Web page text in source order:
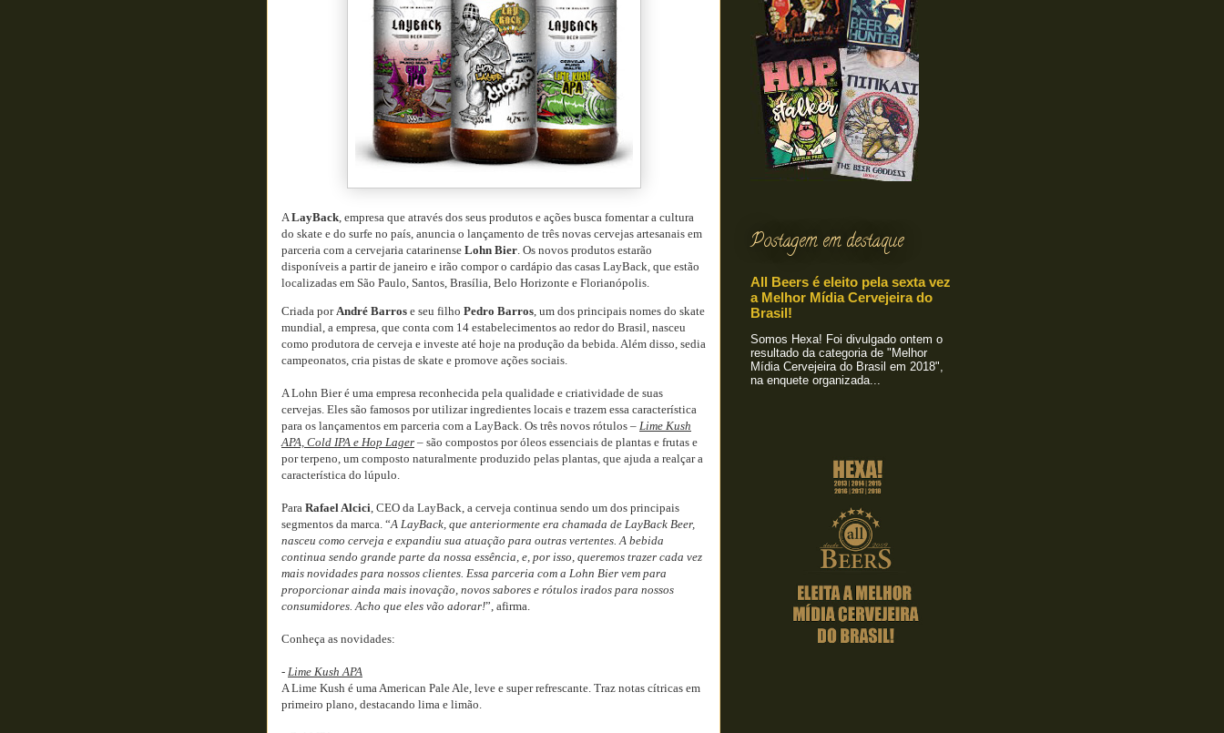
ALayBack, empresa que através dos seus produtos e ações busca fomentar a cultura
do skate e do surfe no país, anuncia o lançamento de três novas cervejas artesanais em
parceria com a cervejaria catarinense Lohn Bier. Os novos produtos estarão
disponíveis a partir de janeiro e irão compor o cardápio das casas LayBack, que estão
localizadas em São Paulo, Santos, Brasília, Belo Horizonte e Florianópolis.
Criada porAndré Barros e seu filho Pedro Barros, um dos principais nomes do skate
mundial, a empresa, que conta com 14 estabelecimentos ao redor do Brasil, nasceu
como produtora de cerveja e investe até hoje na produção da bebida. Além disso, sedia
campeonatos, cria pistas de skate e promove ações sociais.
A Lohn Bier é uma empresa reconhecida pela qualidade e criatividade de suas
cervejas. Eles são famosos por utilizar ingredientes locais e trazem essa característica
para os lançamentos em parceria com a LayBack. Os três novos rótulos – Lime Kush
APA, Cold IPA e Hop Lager – são compostos por óleos essenciais de plantas e frutas e
por terpeno, um composto naturalmente produzido pelas plantas, que ajuda a realçar a
característica do lúpulo.
Para Rafael Alcici, CEO da LayBack, a cerveja continua sendo um dos principais
segmentos da marca. “A LayBack, que anteriormente era chamada de LayBack Beer,
nasceu como cerveja e expandiu sua atuação para outras vertentes. A bebida
continua sendo grande parte da nossa essência, e, por isso, queremos trazer cada vez
mais novidades para nossos clientes. Essa parceria com a Lohn Bier vem para
proporcionar ainda mais inovação, novos sabores e rótulos irados para nossos
consumidores. Acho que eles vão adorar!”, afirma.
Conheça as novidades:
- Lime Kush APA
A Lime Kush é uma American Pale Ale, leve e super refrescante. Traz notas cítricas em
primeiro plano, destacando lima e limão.
Postagem em destaque
All Beers é eleito pela sexta vez
a Melhor Mídia Cervejeira do
Brasil!
Somos Hexa! Foi divulgado ontem o
resultado da categoria de "Melhor
Mídia Cervejeira do Brasil em 2018",
na enquete organizada...